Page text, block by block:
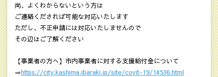
尚、よくわからないという方は
ご連絡くだされば可能な対応いたします
ただし、不正申請には対応いたしませんので
その辺はご了解ください
【事業者の方へ】市内事業者に対する支援給付金について
⇒https://city.kashima.ibaraki.jp/site/covit-19/14536.html